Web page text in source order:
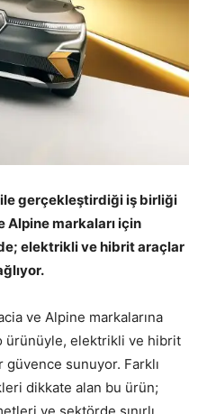
ile gerçekleştirdiği iş birliği
Alpine markaları için
elektrikli ve hibrit araçlar
ve Alpine markalarına
ürünüyle, elektrikli ve hibrit
sunuyor. Farklı
dikkate alan bu ürün;